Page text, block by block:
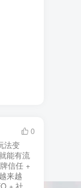
0
法变
能有流
信任 +
来越